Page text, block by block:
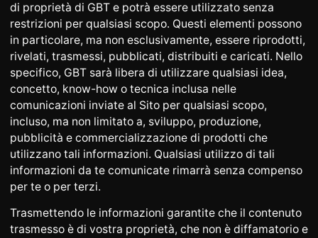
di proprietà di GBT e potrà essere utilizzato senza
restrizioni per qualsiasi scopo. Questi elementi possono
in particolare, ma non esclusivamente, essere riprodotti,
rivelati, trasmessi, pubblicati, distribuiti e caricati. Nello
specifico, GBT sarà libera di utilizzare qualsiasi idea,
concetto, know-how o tecnica inclusa nelle
comunicazioni inviate al Sito per qualsiasi scopo,
incluso, ma non limitato a, sviluppo, produzione,
pubblicità e commercializzazione di prodotti che
utilizzano tali informazioni. Qualsiasi utilizzo di tali
informazioni da te comunicate rimarrà senza compenso
per te o per terzi.
Trasmettendo le informazioni garantite che il contenuto
trasmesso è di vostra proprietà, che non è diffamatorio e